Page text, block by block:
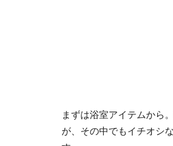
まずは浴室アイテムから
が、その中でもイチオシ